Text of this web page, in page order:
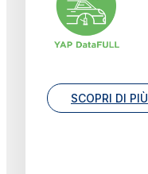
SCOPRI DI PIÙ